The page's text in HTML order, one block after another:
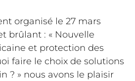
organisé le 27 mars
brûlant : « Nouvelle
et protection des
faire le choix de solutions
? » nous avons le plaisir